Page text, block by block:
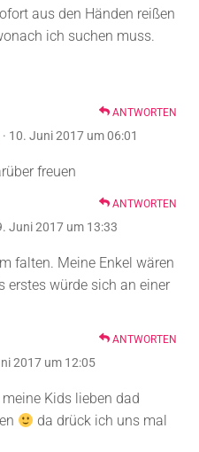
aus den Händen reißen
ich suchen muss.
ANTWORTEN
· 10. Juni 2017 um 06:01
freuen
ANTWORTEN
Juni 2017 um 13:33
falten. Meine Enkel wären
erstes würde sich an einer
ANTWORTEN
2017 um 12:05
Kids lieben dad
da drück ich uns mal